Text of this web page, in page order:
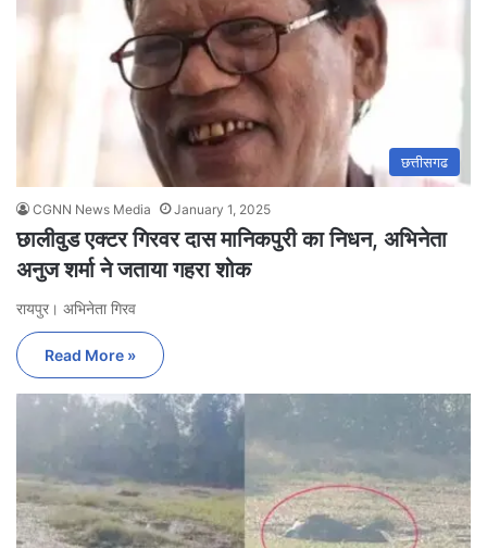
छत्तीसगढ
CGNN News Media January 1, 2025
छालीवुड एक्टर गिरवर दास मानिकपुरी का निधन, अभिनेता
अनुज शर्मा ने जताया गहरा शोक
रायपुर। अभिनेता गिरव
Read More »